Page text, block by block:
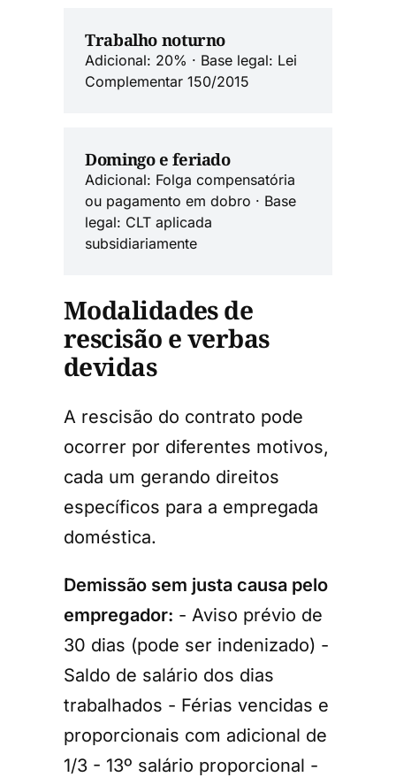
Trabalho noturno
Adicional: 20% · Base legal: Lei
Complementar 150/2015
Domingo e feriado
Adicional: Folga compensatória
ou pagamento em dobro · Base
legal: CLT aplicada
subsidiariamente
Modalidades de
rescisão e verbas
devidas
A rescisão do contrato pode
ocorrer por diferentes motivos,
cada um gerando direitos
específicos para a empregada
doméstica.
Demissão sem justa causa pelo
empregador: - Aviso prévio de
30 dias (pode ser indenizado) -
Saldo de salário dos dias
trabalhados - Férias vencidas e
proporcionais com adicional de
1/3 - 13º salário proporcional -